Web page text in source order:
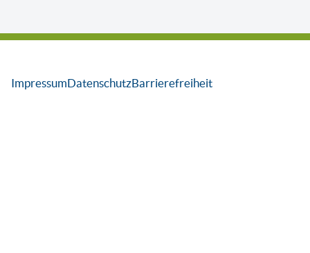
ImpressumDatenschutzBarrierefreiheit